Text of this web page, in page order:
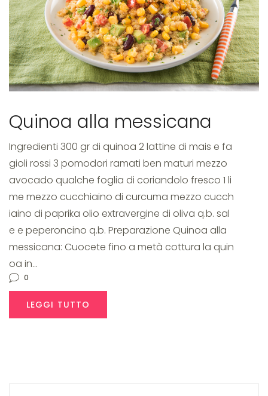
fagioli
rossi
Quinoa alla messicana
Ingredienti 300 gr di quinoa 2 lattine di mais e fa
gioli rossi 3 pomodori ramati ben maturi mezzo
avocado qualche foglia di coriandolo fresco 1 li
me mezzo cucchiaino di curcuma mezzo cucch
iaino di paprika olio extravergine di oliva q.b. sal
e e peperoncino q.b. Preparazione Quinoa alla
messicana: Cuocete fino a metà cottura la quin
oa in…
0
LEGGI TUTTO